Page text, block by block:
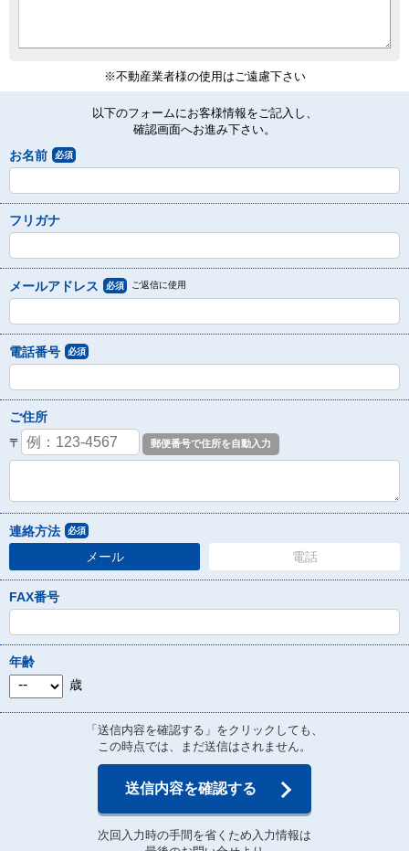
※不動産業者様の使用はご遠慮下さい
以下のフォームにお客様情報をご記入し、
確認画面へお進み下さい。
お名前 必須
フリガナ
メールアドレス 必須 ご返信に使用
電話番号 必須
ご住所
〒
連絡方法 必須
メール 電話
FAX番号
年齢
歳
「送信内容を確認する」をクリックしても、
この時点では、まだ送信はされません。
送信内容を確認する
次回入力時の手間を省くため入力情報は